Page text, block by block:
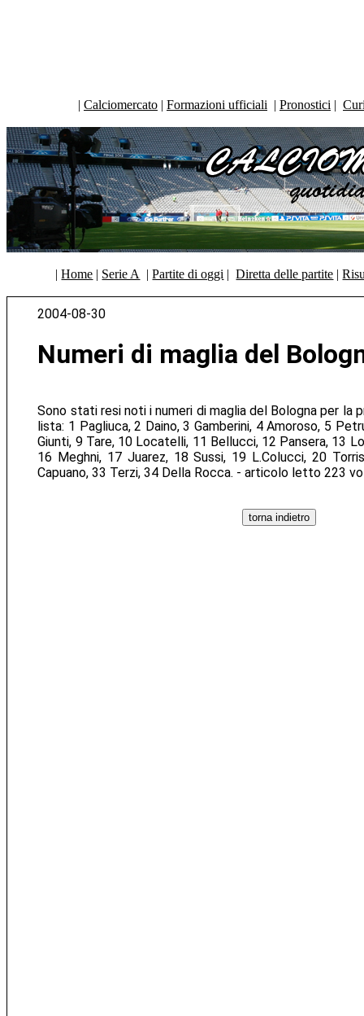
| Calciomercato | Formazioni ufficiali | Pronostici |
|Home | Serie A |Partite di oggi |Diretta delle partite |
2004-08-30
Numeri di maglia del
Sono stati resi noti i numeri di maglia del Bologna per la
lista: 1 Pagliuca, 2 Daino, 3 Gamberini, 4 Amoroso, 5
Giunti, 9 Tare, 10 Locatelli, 11 Bellucci, 12 Pansera, 13
16 Meghni, 17 Juarez, 18 Sussi, 19 L.Colucci, 20
Capuano, 33 Terzi, 34 Della Rocca. - articolo letto 223